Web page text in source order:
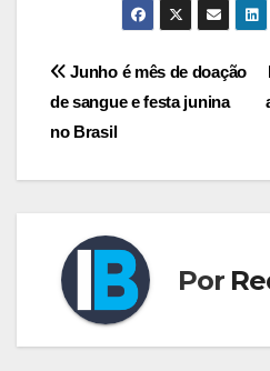
Navegação
de
Post
Junho é mês de doação
de sangue e festa junina
no Brasil
Por